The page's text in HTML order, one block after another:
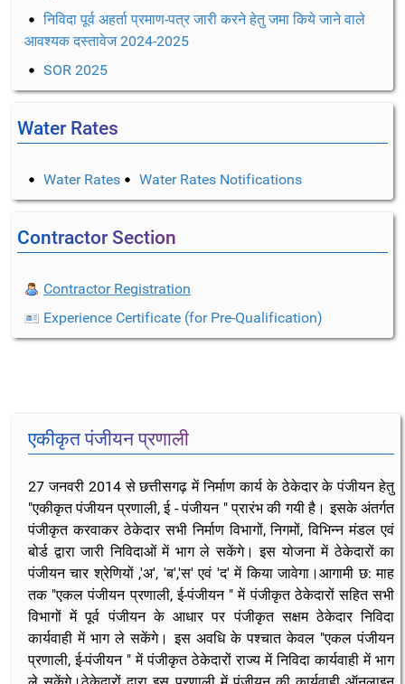
निविदा पूर्व अहर्ता प्रमाण-पत्र जारी करने हेतु जमा किये जाने वाले
आवश्यक दस्तावेज 2024-2025
SOR 2025
Water Rates
Water Rates Water Rates Notifications
Contractor Section
Contractor Registration
Experience Certificate (for Pre-Qualification)
एकीकृत पंजीयन प्रणाली
27 जनवरी 2014 से छत्तीसगढ़ में निर्माण कार्य के ठेकेदार के पंजीयन हेतु
"एकीकृत पंजीयन प्रणाली, ई - पंजीयन " प्रारंभ की गयी है। इसके अंतर्गत
पंजीकृत करवाकर ठेकेदार सभी निर्माण विभागों, निगमों, विभिन्न मंडल एवं
बोर्ड द्वारा जारी निविदाओं में भाग ले सकेंगे। इस योजना में ठेकेदारों का
पंजीयन चार श्रेणियों ,'अ', 'ब','स' एवं 'द' में किया जावेगा।आगामी छ: माह
तक "एकल पंजीयन प्रणाली, ई-पंजीयन " में पंजीकृत ठेकेदारों सहित सभी
विभागों में पूर्व पंजीयन के आधार पर पंजीकृत सक्षम ठेकेदार निविदा
कार्यवाही में भाग ले सकेंगे। इस अवधि के पश्चात केवल "एकल पंजीयन
प्रणाली, ई-पंजीयन " में पंजीकृत ठेकेदारों राज्य में निविदा कार्यवाही में भाग